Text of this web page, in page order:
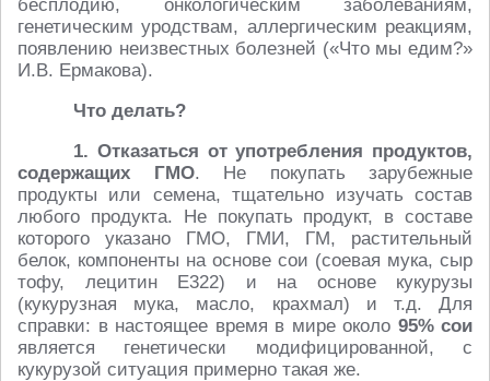
бесплодию, онкологическим заболеваниям,
генетическим уродствам, аллергическим реакциям,
появлению неизвестных болезней («Что мы едим?»
И.В. Ермакова).
Что делать?
1. Отказаться от употребления продуктов,
содержащих
ГМО. Не покупать зарубежные
продукты или семена, тщательно изучать состав
любого продукта. Не покупать продукт, в составе
которого указано ГМО, ГМИ, ГМ, растительный
белок, компоненты на основе сои (соевая мука, сыр
тофу, лецитин Е322) и на основе кукурузы
(кукурузная мука, масло, крахмал) и т.д. Для
справки: в настоящее время в мире около 95% сои
является генетически модифицированной, с
кукурузой ситуация примерно такая же.